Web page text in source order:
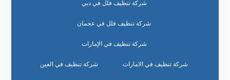
شركة تنظيف فلل في دبي
شركة تنظيف فلل في عجمان
شركة تنظيف في الإمارات
شركة تنظيف في الامارات شركة تنظيف في العين